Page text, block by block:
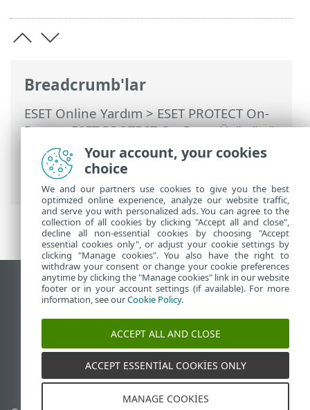
Breadcrumb'lar
ESET Online Yardım > ESET PROTECT On-
Prem>ESET PROTECT On-Prem Ürününü
Kullanma
>ESET PROTECT On-Prem Ana
Menü> Daha Fazla Erişim Hakları
Kullanıcılar
Masaüstü sitesini görüntüle
End of Life
ESET Bilgi Bankası
ESET Status Portal
Bölgesel destek
Your account, your cookies
choice
We and our partners use cookies to give you the best
optimized online experience, analyze our website traffic,
and serve you with personalized ads. You can agree to the
collection of all cookies by clicking "Accept all and close",
decline all non-essential cookies by choosing "Accept
essential cookies only", or adjust your cookie settings by
clicking "Manage cookies". You also have the right to
withdraw your consent or change your cookie preferences
anytime by clicking the "Manage cookies" link in our website
footer or in your account settings (if available). For more
information, see ourCookie Policy.
ACCEPT ALL AND CLOSE
ACCEPT ESSENTIAL COOKIES ONLY
MANAGE COOKIES